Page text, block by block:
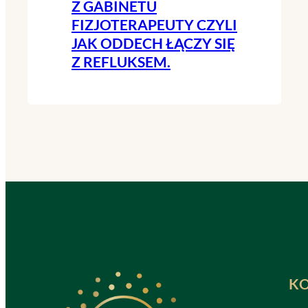
Z GABINETU
FIZJOTERAPEUTY CZYLI
JAK ODDECH ŁĄCZY SIĘ
Z REFLUKSEM.